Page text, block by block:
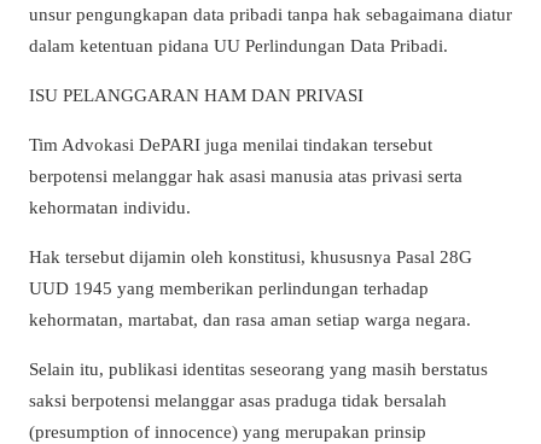
unsur pengungkapan data pribadi tanpa hak sebagaimana diatur
dalam ketentuan pidana UU Perlindungan Data Pribadi.
ISU PELANGGARAN HAM DAN PRIVASI
Tim Advokasi DePARI juga menilai tindakan tersebut
berpotensi melanggar hak asasi manusia atas privasi serta
kehormatan individu.
Hak tersebut dijamin oleh konstitusi, khususnya Pasal 28G
UUD 1945 yang memberikan perlindungan terhadap
kehormatan, martabat, dan rasa aman setiap warga negara.
Selain itu, publikasi identitas seseorang yang masih berstatus
saksi berpotensi melanggar asas praduga tidak bersalah
(presumption of innocence) yang merupakan prinsip